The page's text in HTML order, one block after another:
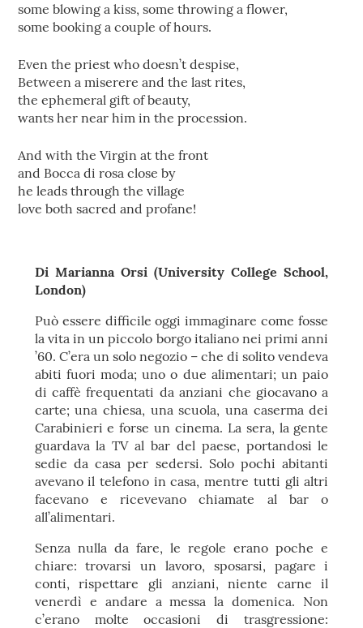
some blowing a kiss, some throwing a flower,
some booking a couple of hours.
Even the priest who doesn’t despise,
Between a miserere and the last rites,
the ephemeral gift of beauty,
wants her near him in the procession.
And with the Virgin at the front
and Bocca di rosa close by
he leads through the village
love both sacred and profane!
Di Marianna Orsi (University College School,
London)
Può essere difficile oggi immaginare come fosse
la vita in un piccolo borgo italiano nei primi anni
’60. C’era un solo negozio – che di solito vendeva
abiti fuori moda; uno o due alimentari; un paio
di caffè frequentati da anziani che giocavano a
carte; una chiesa, una scuola, una caserma dei
Carabinieri e forse un cinema. La sera, la gente
guardava la TV al bar del paese, portandosi le
sedie da casa per sedersi. Solo pochi abitanti
avevano il telefono in casa, mentre tutti gli altri
facevano e ricevevano chiamate al bar o
all’alimentari.
Senza nulla da fare, le regole erano poche e
chiare: trovarsi un lavoro, sposarsi, pagare i
conti, rispettare gli anziani, niente carne il
venerdì e andare a messa la domenica. Non
c’erano molte occasioni di trasgressione: